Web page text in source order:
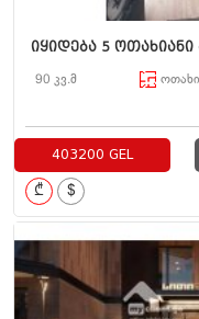
იყიდება 5 ოთახიანი
90 კვ.მ ოთახი
403200 GEL
₾ $